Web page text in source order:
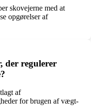
skovejerne med at
opgørelser af
der regulerer
af
for brugen af vægt-